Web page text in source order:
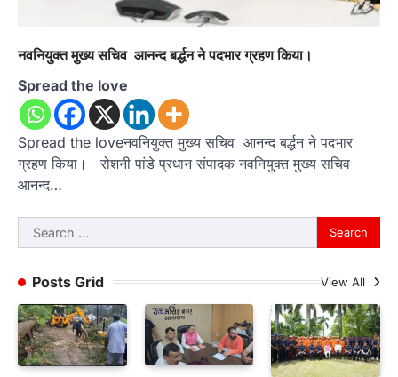
नवनियुक्त मुख्य सचिव आनन्द बर्द्धन ने पदभार ग्रहण किया।
Spread the love
Spread the loveनवनियुक्त मुख्य सचिव आनन्द बर्द्धन ने पदभार
ग्रहण किया। रोशनी पांडे प्रधान संपादक नवनियुक्त मुख्य सचिव
आनन्द…
Search
for:
Posts Grid
View All